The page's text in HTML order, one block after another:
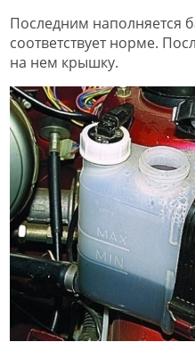
Последним наполняется
соответствует норме.
на нем крышку.